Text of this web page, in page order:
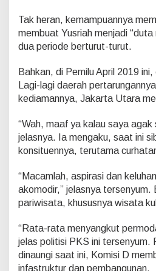
Tak heran, kemampuannya
membuat Yusriah menjadi
dua periode berturut-turut.
Bahkan, di Pemilu April 2019
Lagi-lagi daerah
kediamannya, Jakarta Utara
“Wah, maaf ya kalau saya agak
jelasnya. Ia mengaku, saat ini
konsituennya, terutama
“Macamlah, aspirasi dan
akomodir,” jelasnya tersenyum.
pariwisata, khususnya wisata
“Rata-rata menyangkut
jelas politisi PKS ini tersenyum.
dinaungi saat ini, Komisi D
infastruktur dan pembangunan.